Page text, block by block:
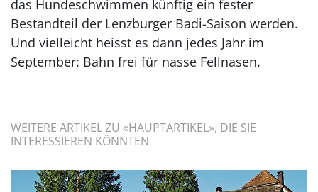
das Hundeschwimmen künftig ein fester
Bestandteil der Lenzburger Badi-Saison werden.
Und vielleicht heisst es dann jedes Jahr im
September: Bahn frei für nasse Fellnasen.
WEITERE ARTIKEL ZU «HAUPTARTIKEL», DIE SIE
INTERESSIEREN KÖNNTEN